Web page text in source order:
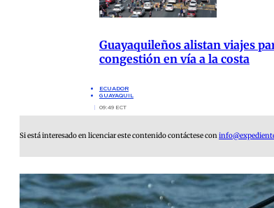
Guayaquileños alistan viajes
congestión en vía a la costa
ECUADOR
GUAYAQUIL
09:49 ECT
Si está interesado en licenciar este contenido contáctese con